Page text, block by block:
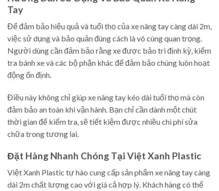
Tay
Để đảm bảo hiệu quả và tuổi thọ của xe nâng tay càng dài 2m,
việc sử dụng và bảo quản đúng cách là vô cùng quan trọng.
Người dùng cần đảm bảo rằng xe được bảo trì định kỳ, kiểm
tra bánh xe và các bộ phận khác để đảm bảo chúng luôn hoạt
động ổn định.
Điều này không chỉ giúp xe nâng tay kéo dài tuổi thọ mà còn
đảm bảo an toàn khi vận hành. Bạn chỉ cần dành một chút
thời gian để kiểm tra, sẽ tiết kiệm được nhiều chi phí sửa
chữa trong tương lai.
Đặt Hàng Nhanh Chóng Tại Việt Xanh Plastic
Việt Xanh Plastic tự hào cung cấp sản phẩm xe nâng tay càng
dài 2m chất lượng cao với giá cả hợp lý. Khách hàng có thể